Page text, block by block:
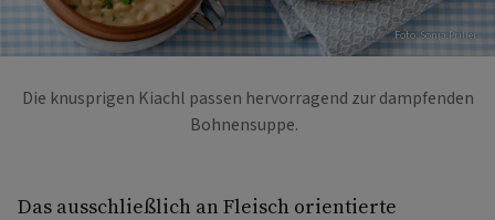
Foto: Sonja Priller
Die knusprigen Kiachl passen hervorragend zur dampfenden
Bohnensuppe.
Das ausschließlich an Fleisch orientierte